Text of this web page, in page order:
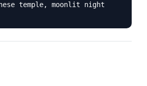
temple, moonlit night